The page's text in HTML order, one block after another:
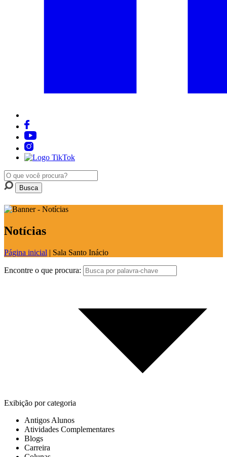
Notícias
Página inicial | Sala Santo Inácio
Encontre o que procura:
Exibição por categoria
Antigos Alunos
Atividades Complementares
Blogs
Carreira